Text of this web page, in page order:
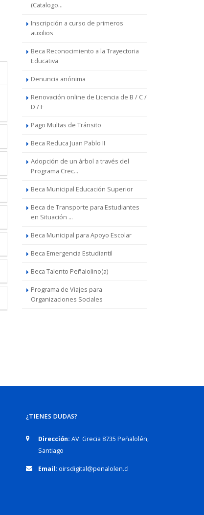
(Catalogo...
Inscripción a curso de primeros
auxilios
Beca Reconocimiento a la Trayectoria
Educativa
Denuncia anónima
Renovación online de Licencia de B / C /
D / F
Pago Multas de Tránsito
Beca Reduca Juan Pablo II
Adopción de un árbol a través del
Programa Crec...
Beca Municipal Educación Superior
Beca de Transporte para Estudiantes
en Situación ...
Beca Municipal para Apoyo Escolar
Beca Emergencia Estudiantil
Beca Talento Peñalolino(a)
Programa de Viajes para
Organizaciones Sociales
¿TIENES DUDAS?
Dirección: AV. Grecia 8735 Peñalolén,
Santiago
Email: oirsdigital@penalolen.cl